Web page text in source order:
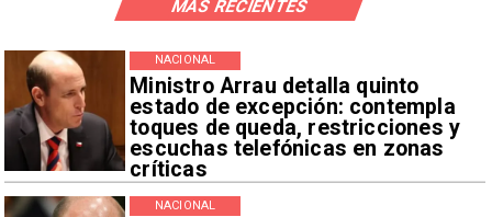
Ministro Arrau detalla quinto
estado de excepción: contempla
toques de queda, restricciones y
escuchas telefónicas en zonas
críticas
NACIONAL
NACIONAL
MÁS RECIENTES